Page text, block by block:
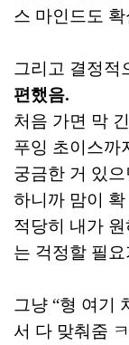
스 마인드도 확
그리고 결정적
편했음.
처음 가면 막
푸잉 초이스까
궁금한 거 있
하니까 맘이
적당히 내가
는 걱정할 필
그냥 “형 여기
서 다 맞춰줌